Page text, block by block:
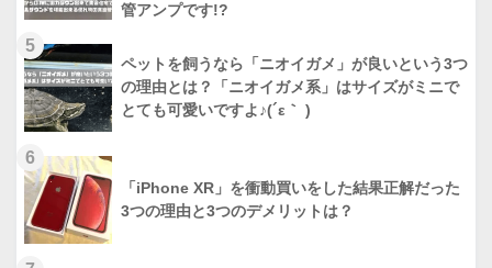
管アンプです!?
5
ペットを飼うなら「ニオイガメ」が良いという3つ
の理由とは？「ニオイガメ系」はサイズがミニで
とても可愛いですよ♪(´ε｀ )
6
「iPhone XR」を衝動買いをした結果正解だった
3つの理由と3つのデメリットは？